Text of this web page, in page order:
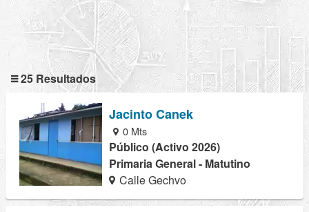
25 Resultados
Jacinto Canek
0 Mts
Público (Activo 2026)
Primaria General - Matutino
Calle Gechvo